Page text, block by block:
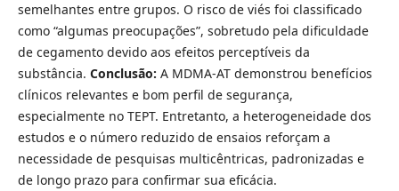
semelhantes entre grupos. O risco de viés foi classificado
como “algumas preocupações”, sobretudo pela dificuldade
de cegamento devido aos efeitos perceptíveis da
substância. Conclusão: A MDMA-AT demonstrou benefícios
clínicos relevantes e bom perfil de segurança,
especialmente no TEPT. Entretanto, a heterogeneidade dos
estudos e o número reduzido de ensaios reforçam a
necessidade de pesquisas multicêntricas, padronizadas e
de longo prazo para confirmar sua eficácia.